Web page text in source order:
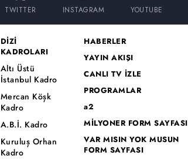
TWITTER INSTAGRAM YOUTUBE
DİZİ
KADROLARI
Altı Üstü
İstanbul Kadro
Mercan Köşk
Kadro
A.B.İ. Kadro
Kuruluş Orhan
Kadro
HABERLER
YAYIN AKIŞI
CANLI TV İZLE
PROGRAMLAR
a2
MİLYONER FORM SAYFASI
VAR MISIN YOK MUSUN
FORM SAYFASI